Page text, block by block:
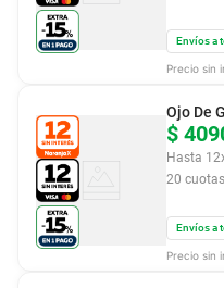
Envíos a
Precio sin
$
Hasta 12
20
Ojo De
Envíos a
Precio sin